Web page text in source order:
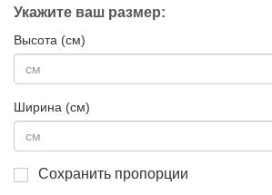
Укажите ваш размер:
Высота (см)
Ширина (см)
Сохранить пропорции